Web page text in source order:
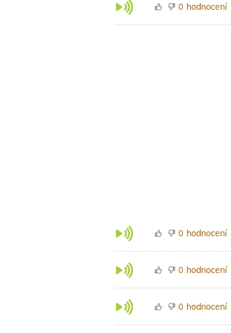
0 hodnocení
0 hodnocení
0 hodnocení
0 hodnocení